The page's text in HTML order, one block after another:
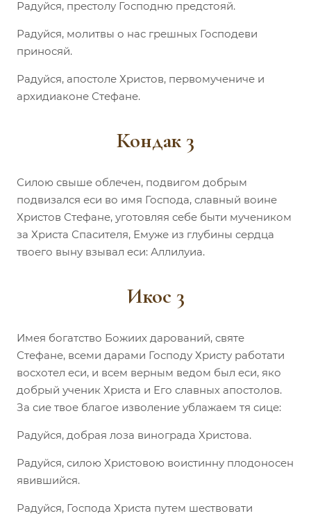
Радуйся, престолу Господню предстояй.
Радуйся, молитвы о нас грешных Господеви
приносяй.
Радуйся, апостоле Христов, первомучениче и
архидиаконе Стефане.
Кондак 3
Силою свыше облечен, подвигом добрым
подвизался еси во имя Господа, славный воине
Христов Стефане, уготовляя себе быти мучеником
за Христа Спасителя, Емуже из глубины сердца
твоего выну взывал еси: Аллилуиа.
Икос 3
Имея богатство Божиих дарований, святе
Стефане, всеми дарами Господу Христу работати
восхотел еси, и всем верным ведом был еси, яко
добрый ученик Христа и Его славных апостолов.
За сие твое благое изволение ублажаем тя сице:
Радуйся, добрая лоза винограда Христова.
Радуйся, силою Христовою воистинну плодоносен
явившийся.
Радуйся, Господа Христа путем шествовати